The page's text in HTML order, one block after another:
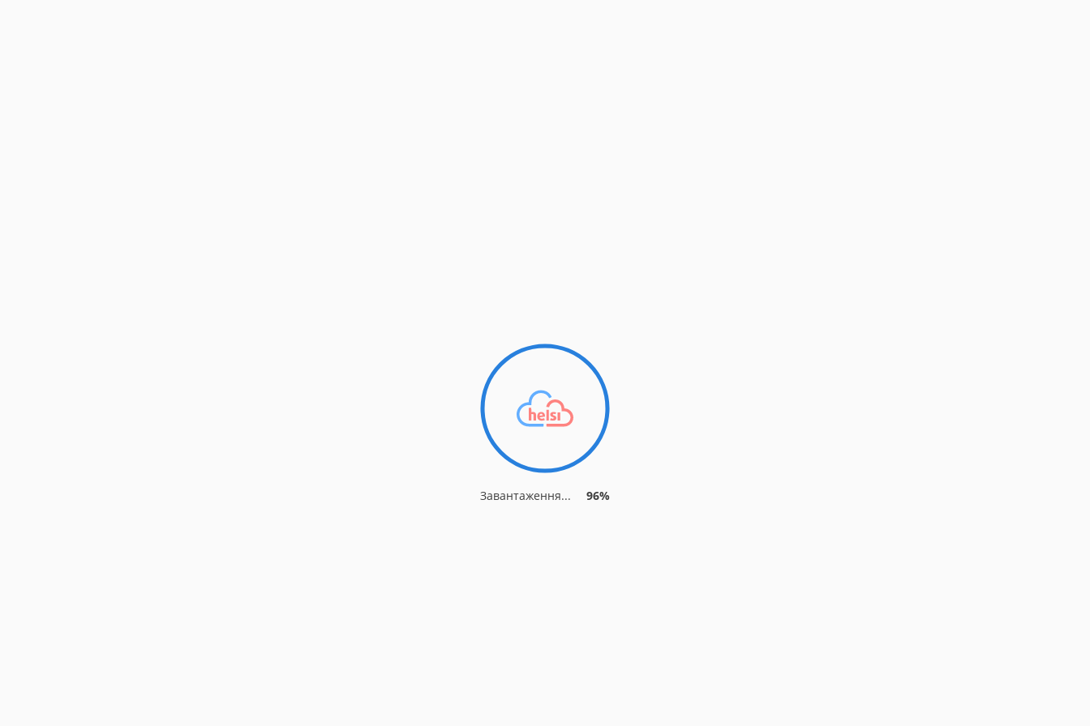
Завантаження... 96%